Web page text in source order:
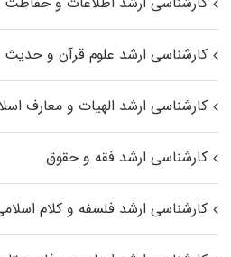
کارشناسی ارشد علوم قرآن و حدیث
کارشناسی ارشد الهیات و
کارشناسی ارشد فقه و حقوق
کارشناسی ارشد فلسفه و کلام